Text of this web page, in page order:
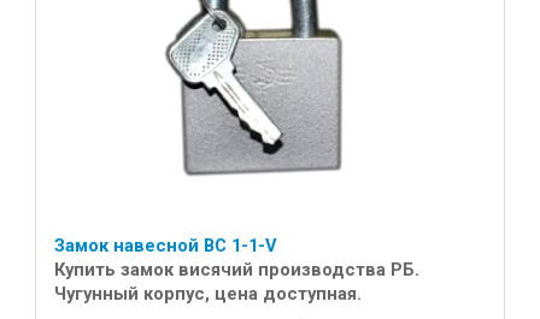
Замок навесной ВС 1-1-V
Купить замок висячий производства РБ.
Чугунный корпус, цена доступная.